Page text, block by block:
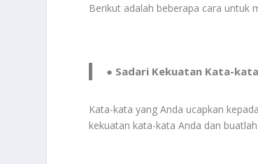
Berikut adalah beberapa cara untuk
● Sadari Kekuatan Kata-
Kata-kata yang Anda ucapkan
kekuatan kata-kata Anda dan